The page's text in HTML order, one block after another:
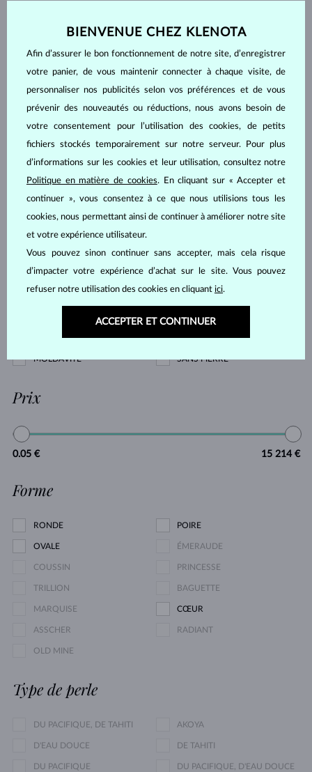
DIAMANT LAB GROWN DIAMANT LAB GROWN BLEU
DIAMANT LAB GROWN ROSE DIAMANT NOIR
DIAMANT CHAMPAGNE DIAMANT BLEU
DIAMANT JAUNE DIAMANT VERT
SAPHIR BLEU SAPHIR ROSE
AIGUE-MARINE AMÉTHYSTE VIOLETTE
AMÉTHYSTE VERTE
GRENAT CORAIL
QUARTZ LEMON MORGANITE
SPINELLE
TOPAZE
TOURMALINE ROSE TOURMALINE VERTE
MOLDAVITE SANS PIERRE
Prix
0.05 € 15 214 €
Forme
RONDE POIRE
OVALE ÉMERAUDE
COUSSIN PRINCESSE
TRILLION BAGUETTE
MARQUISE CŒUR
ASSCHER RADIANT
OLD MINE
Type de perle
DU PACIFIQUE, DE TAHITI AKOYA
D'EAU DOUCE DE TAHITI
DU PACIFIQUE DU PACIFIQUE, D'EAU DOUCE
BIENVENUE CHEZ KLENOTA
Afin d’assurer le bon fonctionnement de notre site, d’enregistrer
votre panier, de vous maintenir connecter à chaque visite, de
personnaliser nos publicités selon vos préférences et de vous
prévenir des nouveautés ou réductions, nous avons besoin de
votre consentement pour l’utilisation des cookies, de petits
fichiers stockés temporairement sur notre serveur. Pour plus
d’informations sur les cookies et leur utilisation, consultez notre
Politique en matière de cookies. En cliquant sur « Accepter et
continuer », vous consentez à ce que nous utilisions tous les
cookies, nous permettant ainsi de continuer à améliorer notre site
et votre expérience utilisateur.
Vous pouvez sinon continuer sans accepter, mais cela risque
d’impacter votre expérience d’achat sur le site. Vous pouvez
refuser notre utilisation des cookies en cliquant ici.
ACCEPTER ET CONTINUER